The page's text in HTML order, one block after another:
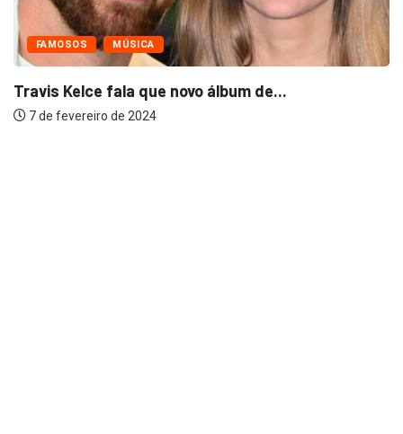
FAMOSOS MÚSICA
Travis Kelce fala que novo álbum de...
7 de fevereiro de 2024